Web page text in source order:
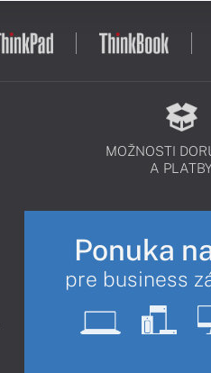
MOŽNOSTI
A PLATBY
Ponuka
pre business